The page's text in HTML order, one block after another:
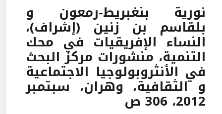
نورية بنغبريط-رمعون و
بلقاسم بن زنين (إشراف)،
النساء الإفريقيات في محك
التنمية، منشورات مركز البحث
في الأنثروبولوجيا الاجتماعية
و الثقافية، وهران، سبتمبر
2012، 306 ص